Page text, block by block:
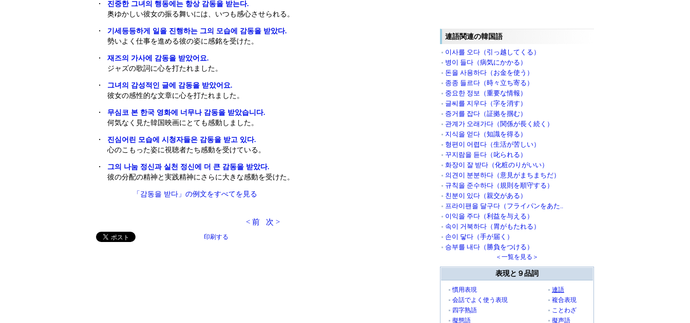
・
진중한 그녀의 행동에는 항상 감동을 받는다.
奥ゆかしい彼女の振る舞いには、いつも感心させられる。
・
기세등등하게 일을 진행하는 그의 모습에 감동을 받았다.
勢いよく仕事を進める彼の姿に感銘を受けた。
・
재즈의 가사에 감동을 받았어요.
ジャズの歌詞に心を打たれました。
・
그녀의 감성적인 글에 감동을 받았어요.
彼女の感性的な文章に心を打たれました。
・
무심코 본 한국 영화에 너무나 감동을 받았습니다.
何気なく見た韓国映画にとても感動しました。
・
진심어린 모습에 시청자들은 감동을 받고 있다.
心のこもった姿に視聴者たち感動を受けている。
・
그의 나눔 정신과 실천 정신에 더 큰 감동을 받았다.
彼の分配の精神と実践精神にさらに大きな感動を受けた。
「감동을 받다」の例文をすべてを見る
< 前 次 >
印刷する
連語関連の韓国語
이사를 오다（引っ越してくる）
병이 들다（病気にかかる）
돈을 사용하다（お金を使う）
종종 들르다（時々立ち寄る）
중요한 정보（重要な情報）
글씨를 지우다（字を消す）
증거를 잡다（証拠を掴む）
관계가 오래가다（関係が長く続く）
지식을 얻다（知識を得る）
형편이 어렵다（生活が苦しい）
꾸지람을 듣다（叱られる）
화장이 잘 받다（化粧のりがいい）
의견이 분분하다（意見がまちまちだ）
규칙을 준수하다（規則を順守する）
친분이 있다（親交がある）
프라이팬을 달구다（フライパンをあた..
이익을 주다（利益を与える）
속이 거북하다（胃がもたれる）
손이 닿다（手が届く）
승부를 내다（勝負をつける）
＜一覧を見る＞
表現と９品詞
慣用表現
連語
会話でよく使う表現
複合表現
四字熟語
ことわざ
擬態語
擬声語